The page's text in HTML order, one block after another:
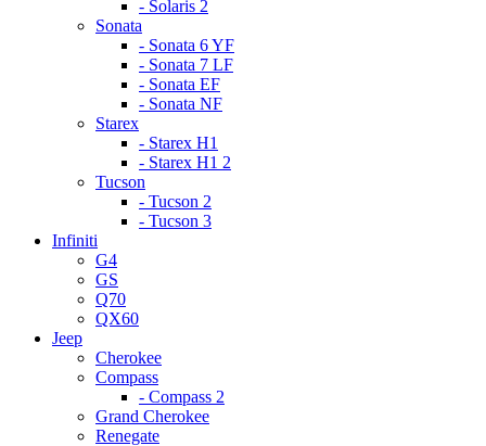
- Solaris 2
Sonata
- Sonata 6 YF
- Sonata 7 LF
- Sonata EF
- Sonata NF
Starex
- Starex H1
- Starex H1 2
Tucson
- Tucson 2
- Tucson 3
Infiniti
G4
GS
Q70
QX60
Jeep
Cherokee
Compass
- Compass 2
Grand Cherokee
Renegate